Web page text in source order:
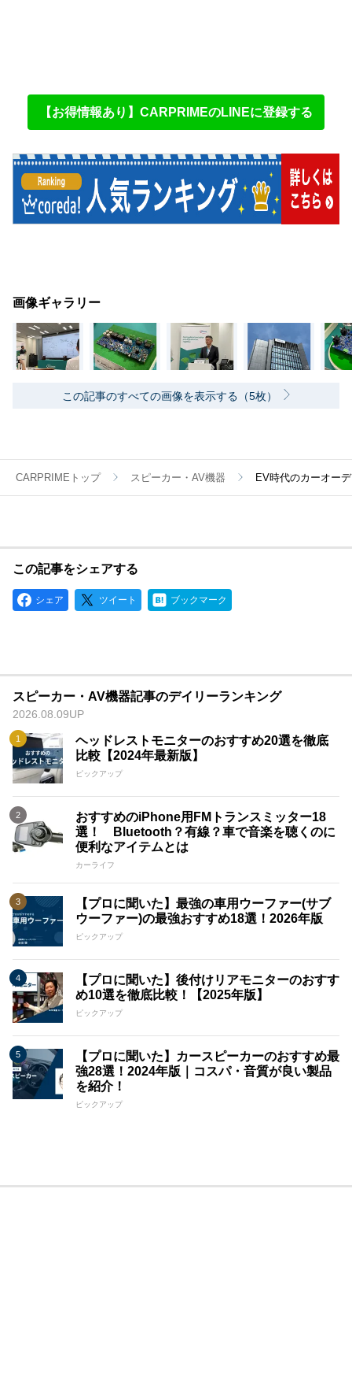
【お得情報あり】CARPRIMEのLINEに登録する
画像ギャラリー
この記事のすべての画像を表示する（5枚）
CARPRIMEトップ スピーカー・AV機器 EV時代のカーオー
この記事をシェアする
シェア ツイート ブックマーク
スピーカー・AV機器記事のデイリーランキング
2026.08.09UP
ヘッドレストモニターのおすすめ20選を徹底
比較【2024年最新版】
ピックアップ
おすすめのiPhone用FMトランスミッター18
選！ Bluetooth？有線？車で音楽を聴くのに
便利なアイテムとは
カーライフ
【プロに聞いた】最強の車用ウーファー(サブ
ウーファー)の最強おすすめ18選！2026年版
ピックアップ
【プロに聞いた】後付けリアモニターのおすす
め10選を徹底比較！【2025年版】
ピックアップ
【プロに聞いた】カースピーカーのおすすめ最
強28選！2024年版｜コスパ・音質が良い製品
を紹介！
ピックアップ